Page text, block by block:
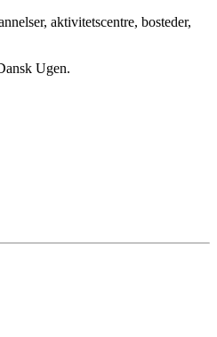
aktivitetscentre, bosteder,
Ugen.